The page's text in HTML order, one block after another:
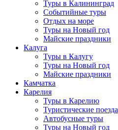
Туры в Калининград
Событийные туры
Отдых на море
Туры на Новый год
Майские праздники
Калуга
Туры в Калугу
Туры на Новый год
Майские праздники
Камчатка
Карелия
Туры в Карелию
Туристические поезда
Автобусные туры
Туры на Новый год